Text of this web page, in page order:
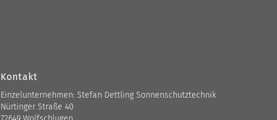
Kontakt
Einzelunternehmen: Stefan Dettling Sonnenschutztechnik
Nürtinger Straße 40